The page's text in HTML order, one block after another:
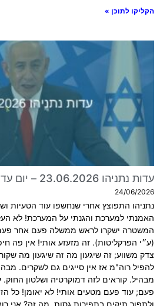
הקליקו לתוכן »
עדות נתניהו 23.06.2026 – יום עדות מס' 97
24/06/2026
נתניהו התפוצץ אחרי שנחשפו עוד הטעיות
האמנתי למערכת והגנתי על המערכת! לא
המשטרה ישקרו לראש ממשלה פעם אחר
(ע״י הפרקליטות). זה מזעזע אותי! אין פה
צדק משווע; זה שיגעון מה זה שיגעון מה
להפיל רוה"מ אז אין סייגים גם לשקרים.
מבהיל. קוראים לזה דמוקרטיה ושלטון
פעם; עוד פעם מטעים אותי! לא יאומן! כל